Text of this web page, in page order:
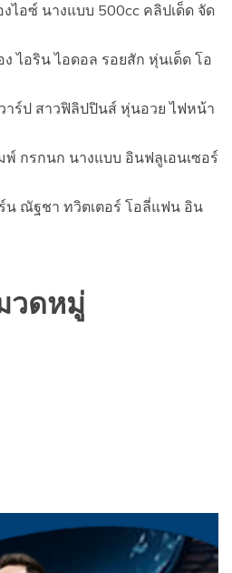
ไอซ์ นางแบบ 500cc คลิปเด็ด จัด
ง ไอริน ไอดอล รอยสัก หุ่นเด็ด โอ
วาร์ป สาวฟิลิปปินส์ หุ่นอวย ไฟหน้า
พ์ กรกนก นางแบบ อินฟลูเอนเซอร์
น ณัฐชา ทวิตเตอร์ โอลี่แฟน อิน
วดหมู่